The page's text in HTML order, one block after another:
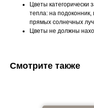
Цветы категорически
тепла: на
прямых солнечных
Цветы не должны
Смотрите также